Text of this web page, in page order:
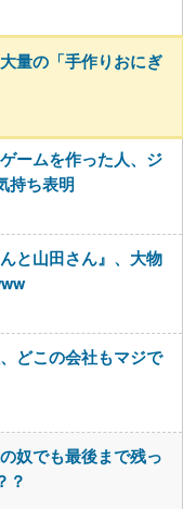
量の「手作りおにぎ
ームを作った人、ジ
持ち表明
と山田さん』、大物
どこの会社もマジで
奴でも最後まで残っ
？